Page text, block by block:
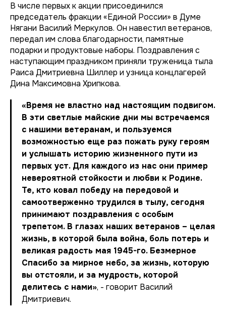
В числе первых к акции присоединился
председатель фракции «Единой России» в Думе
Нягани Василий Меркулов. Он навестил ветеранов,
передал им слова благодарности, памятные
подарки и продуктовые наборы. Поздравления с
наступающим праздником приняли труженица тыла
Раиса Дмитриевна Шиллер и узница концлагерей
Дина Максимовна Хрипкова.
«Время не властно над настоящим подвигом.
В эти светлые майские дни мы встречаемся
с нашими ветеранам, и пользуемся
возможностью еще раз пожать руку героям
и услышать историю жизненного пути из
первых уст. Для каждого из нас они пример
невероятной стойкости и любви к Родине.
Те, кто ковал победу на передовой и
самоотверженно трудился в тылу, сегодня
принимают поздравления с особым
трепетом. В глазах наших ветеранов – целая
жизнь, в которой была война, боль потерь и
великая радость мая 1945-го. Безмерное
Спасибо за мирное небо, за жизнь, которую
вы отстояли, и за мудрость, которой
делитесь с нами», - говорит Василий
Дмитриевич.